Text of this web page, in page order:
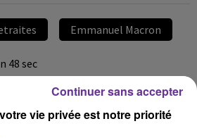
Emmanuel Macron
48 sec
FRANCAISE DE MIDI DU
vie privée est notre priorité
Continuer sans accepter